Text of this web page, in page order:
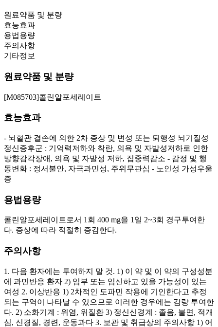
원료약품 및 분량
효능효과
용법용량
주의사항
기타정보
원료약품 및 분량
[M085703]콜린알포세레이트
효능효과
- 뇌혈관 결손에 의한 2차 증상 및 변성 또는 퇴행성 뇌기질성
정신증후군 : 기억력저하와 착란, 의욕 및 자발성저하로 인한
방향감각장애, 의욕 및 자발성 저하, 집중력감소 - 감정 및 행
동변화 : 정서불안, 자극과민성, 주위무관심 - 노인성 가성우울
증
용법용량
콜린알포세레이트로서 1회 400 mg을 1일 2~3회 경구투여한
다. 증상에 따라 적절히 증감한다.
주의사항
1. 다음 환자에는 투여하지 말 것. 1) 이 약 및 이 약의 구성성분
에 과민반응 환자 2) 임부 또는 임신하고 있을 가능성이 있는
여성 2. 이상반응 1) 2차적인 도파민 작용에 기인한다고 추정
되는 구역이 나타날 수 있으므로 이러한 경우에는 감량 투여한
다. 2) 소화기계 : 위염, 위질환 3) 정신신경계 : 졸음, 불면, 적개
심, 신경질, 경련, 운동과다 3. 보관 및 취급상의 주의사항 1) 어